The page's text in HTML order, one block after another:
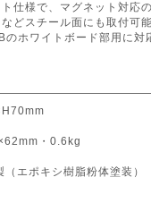
仕様で、マグネット対応
どスチール面にも取付可
ホワイトボード部用に対
・0.6kg
エポキシ樹脂粉体塗装）